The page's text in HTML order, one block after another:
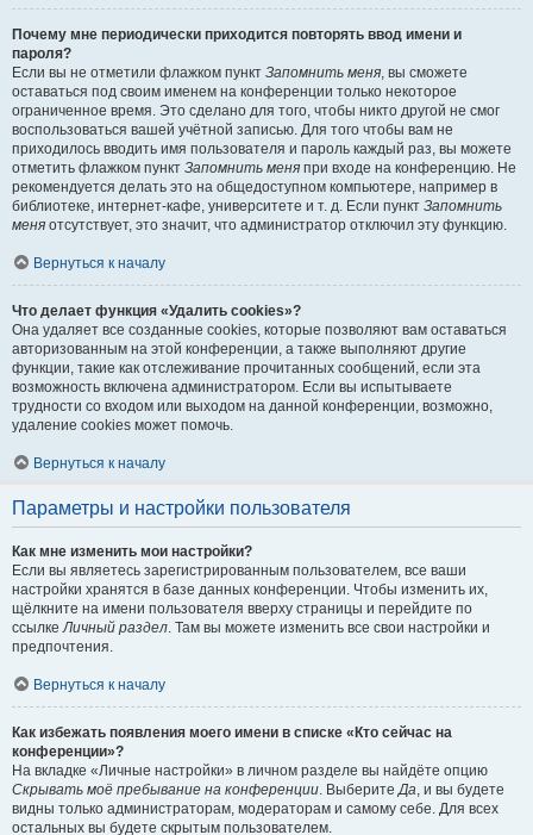
Почему мне периодически приходится повторять ввод имени и
пароля?
Если вы не отметили флажком пункт Запомнить меня, вы сможете
оставаться под своим именем на конференции только некоторое
ограниченное время. Это сделано для того, чтобы никто другой не смог
воспользоваться вашей учётной записью. Для того чтобы вам не
приходилось вводить имя пользователя и пароль каждый раз, вы можете
отметить флажком пункт Запомнить меня при входе на конференцию. Не
рекомендуется делать это на общедоступном компьютере, например в
библиотеке, интернет-кафе, университете и т. д. Если пункт Запомнить
меня отсутствует, это значит, что администратор отключил эту функцию.
Вернуться к началу
Что делает функция «Удалить cookies»?
Она удаляет все созданные cookies, которые позволяют вам оставаться
авторизованным на этой конференции, а также выполняют другие
функции, такие как отслеживание прочитанных сообщений, если эта
возможность включена администратором. Если вы испытываете
трудности со входом или выходом на данной конференции, возможно,
удаление cookies может помочь.
Вернуться к началу
Параметры и настройки пользователя
Как мне изменить мои настройки?
Если вы являетесь зарегистрированным пользователем, все ваши
настройки хранятся в базе данных конференции. Чтобы изменить их,
щёлкните на имени пользователя вверху страницы и перейдите по
ссылкеЛичный раздел. Там вы можете изменить все свои настройки и
предпочтения.
Вернуться к началу
Как избежать появления моего имени в списке «Кто сейчас на
конференции»?
На вкладке «Личные настройки» в личном разделе вы найдёте опцию
Скрывать моё пребывание на конференции. ВыберитеДа, и вы будете
видны только администраторам, модераторам и самому себе. Для всех
остальных вы будете скрытым пользователем.